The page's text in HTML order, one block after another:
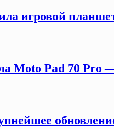
игровой
Moto Pad 70